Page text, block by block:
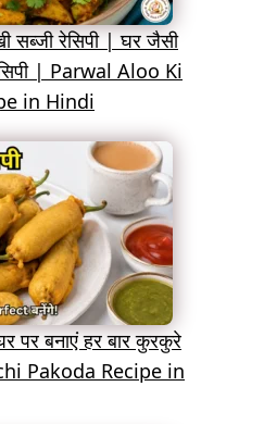
रेसिपी | घर जैसी
| Parwal Aloo Ki
in Hindi
पर बनाएं हर बार कुरकुरे
Pakoda Recipe in